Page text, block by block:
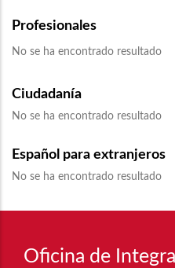
Profesionales
No se ha encontrado resultado
Ciudadanía
No se ha encontrado resultado
Español para extranjeros
No se ha encontrado resultado
Oficina de